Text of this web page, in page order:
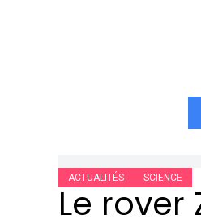
ACTUALITÉS SCIENCE